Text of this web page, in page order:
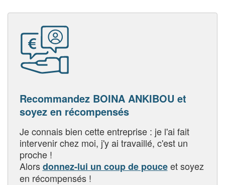
Recommandez BOINA ANKIBOU et
soyez en récompensés
Je connais bien cette entreprise : je l'ai fait
intervenir chez moi, j'y ai travaillé, c'est un
proche !
Alorsdonnez-lui un coup de pouceet soyez
en récompensés !